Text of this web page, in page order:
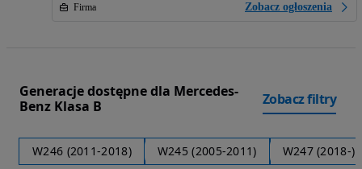
Firma Zobacz ogłoszenia
Generacje dostępne dla Mercedes-
Benz Klasa B
Zobacz filtry
W246 (2011-2018) W245 (2005-2011) W247 (2018-)